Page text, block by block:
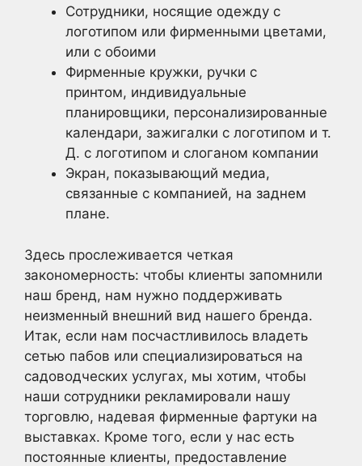
Сотрудники, носящие одежду с
логотипом или фирменными цветами,
или с обоими
Фирменные кружки, ручки с
принтом, индивидуальные
планировщики, персонализированные
календари, зажигалки с логотипом и т.
Д. с логотипом и слоганом компании
Экран, показывающий медиа,
связанные с компанией, на заднем
плане.
Здесь прослеживается четкая
закономерность: чтобы клиенты запомнили
наш бренд, нам нужно поддерживать
неизменный внешний вид нашего бренда.
Итак, если нам посчастливилось владеть
сетью пабов или специализироваться на
садоводческих услугах, мы хотим, чтобы
наши сотрудники рекламировали нашу
торговлю, надевая фирменные фартуки на
выставках. Кроме того, если у нас есть
постоянные клиенты, предоставление